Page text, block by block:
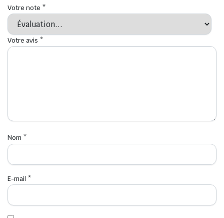
Votre note *
Votre avis *
Nom *
E-mail *